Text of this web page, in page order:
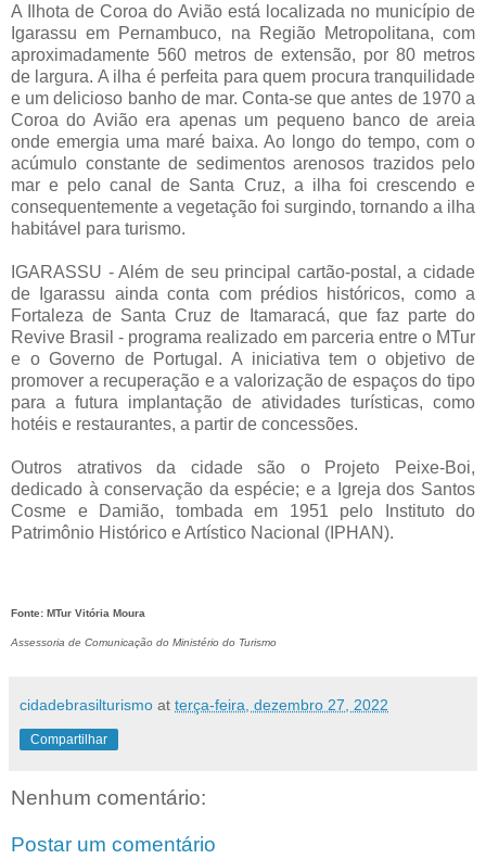
A Ilhota de Coroa do Avião está localizada no município de
Igarassu em Pernambuco, na Região Metropolitana, com
aproximadamente 560 metros de extensão, por 80 metros
de largura. A ilha é perfeita para quem procura tranquilidade
e um delicioso banho de mar. Conta-se que antes de 1970 a
Coroa do Avião era apenas um pequeno banco de areia
onde emergia uma maré baixa. Ao longo do tempo, com o
acúmulo constante de sedimentos arenosos trazidos pelo
mar e pelo canal de Santa Cruz, a ilha foi crescendo e
consequentemente a vegetação foi surgindo, tornando a ilha
habitável para turismo.
IGARASSU - Além de seu principal cartão-postal, a cidade
de Igarassu ainda conta com prédios históricos, como a
Fortaleza de Santa Cruz de Itamaracá, que faz parte do
Revive Brasil - programa realizado em parceria entre o MTur
e o Governo de Portugal. A iniciativa tem o objetivo de
promover a recuperação e a valorização de espaços do tipo
para a futura implantação de atividades turísticas, como
hotéis e restaurantes, a partir de concessões.
Outros atrativos da cidade são o Projeto Peixe-Boi,
dedicado à conservação da espécie; e a Igreja dos Santos
Cosme e Damião, tombada em 1951 pelo Instituto do
Patrimônio Histórico e Artístico Nacional (IPHAN).
Fonte: MTur Vitória Moura
Assessoria de Comunicação do Ministério do Turismo
cidadebrasilturismo at terça-feira, dezembro 27, 2022
Compartilhar
Nenhum comentário:
Postar um comentário